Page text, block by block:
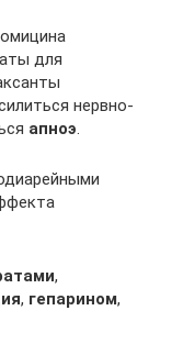
для
нервно-
апноэ.
,
, гепарином,